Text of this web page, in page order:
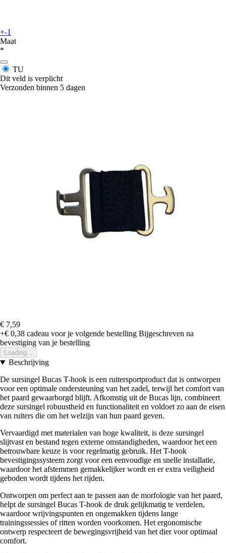
+-1
Maat
*
TU
Dit veld is verplicht
Verzonden binnen 5 dagen
€ 7,59
+€ 0,38 cadeau voor je volgende bestelling Bijgeschreven na
bevestiging van je bestelling
Loading...
Beschrijving
De sursingel Bucas T-hook is een ruitersportproduct dat is ontworpen
voor een optimale ondersteuning van het zadel, terwijl het comfort van
het paard gewaarborgd blijft. Afkomstig uit de Bucas lijn, combineert
deze sursingel robuustheid en functionaliteit en voldoet zo aan de eisen
van ruiters die om het welzijn van hun paard geven.
Vervaardigd met materialen van hoge kwaliteit, is deze sursingel
slijtvast en bestand tegen externe omstandigheden, waardoor het een
betrouwbare keuze is voor regelmatig gebruik. Het T-hook
bevestigingssysteem zorgt voor een eenvoudige en snelle installatie,
waardoor het afstemmen gemakkelijker wordt en er extra veiligheid
geboden wordt tijdens het rijden.
Ontworpen om perfect aan te passen aan de morfologie van het paard,
helpt de sursingel Bucas T-hook de druk gelijkmatig te verdelen,
waardoor wrijvingspunten en ongemakken tijdens lange
trainingssessies of ritten worden voorkomen. Het ergonomische
ontwerp respecteert de bewegingsvrijheid van het dier voor optimaal
comfort.